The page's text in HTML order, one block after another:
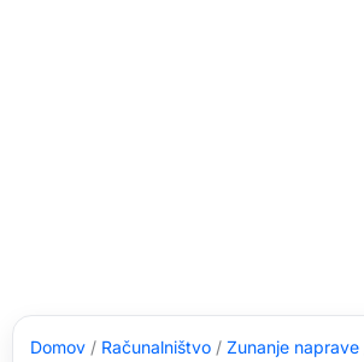
Domov / Računalništvo / Zunanje naprave